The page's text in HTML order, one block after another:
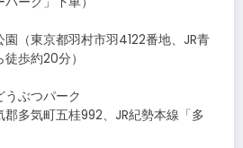
京都羽村市羽4122番地、JR青
歩約20分）
つパーク
町五桂992、JR紀勢本線「多